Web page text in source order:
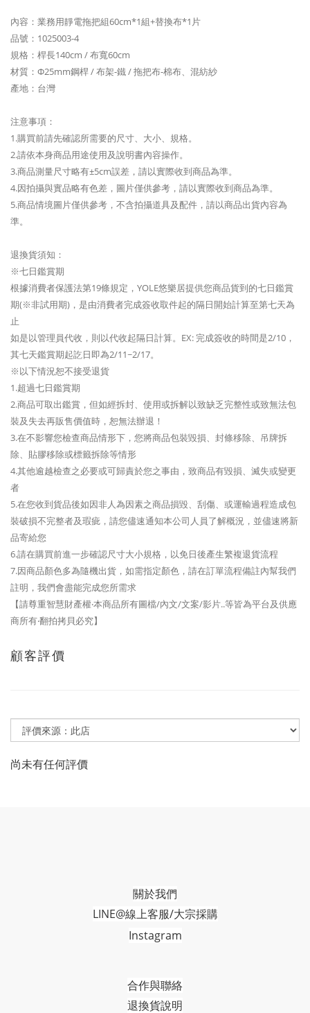
內容：業務用靜電拖把組60cm*1組+替換布*1片
品號：1025003-4
規格：桿長140cm / 布寬60cm
材質：Φ25mm鋼桿 / 布架-鐵 / 拖把布-棉布、混紡紗
產地：台灣
注意事項：
1.購買前請先確認所需要的尺寸、大小、規格。
2.請依本身商品用途使用及說明書內容操作。
3.商品測量尺寸略有±5cm誤差，請以實際收到商品為準。
4.因拍攝與實品略有色差，圖片僅供參考，請以實際收到商品為準。
5.商品情境圖片僅供參考，不含拍攝道具及配件，請以商品出貨內容為
準。
退換貨須知：
※七日鑑賞期
根據消費者保護法第19條規定，YOLE悠樂居提供您商品貨到的七日鑑賞
期(※非試用期)，是由消費者完成簽收取件起的隔日開始計算至第七天為
止
如是以管理員代收，則以代收起隔日計算。EX: 完成簽收的時間是2/10，
其七天鑑賞期起訖日即為2/11~2/17。
※以下情況恕不接受退貨
1.超過七日鑑賞期
2.商品可取出鑑賞，但如經拆封、使用或拆解以致缺乏完整性或致無法包
裝及失去再販售價值時，恕無法辦退！
3.在不影響您檢查商品情形下，您將商品包裝毀損、封條移除、吊牌拆
除、貼膠移除或標籤拆除等情形
4.其他逾越檢查之必要或可歸責於您之事由，致商品有毀損、滅失或變更
者
5.在您收到貨品後如因非人為因素之商品損毀、刮傷、或運輸過程造成包
裝破損不完整者及瑕疵，請您儘速通知本公司人員了解概況，並儘速將新
品寄給您
6.請在購買前進一步確認尺寸大小規格，以免日後產生繁複退貨流程
7.因商品顏色多為隨機出貨，如需指定顏色，請在訂單流程備註內幫我們
註明，我們會盡能完成您所需求
【請尊重智慧財產權‧本商品所有圖檔/內文/文案/影片..等皆為平台及供應
商所有‧翻拍拷貝必究】
顧客評價
尚未有任何評價
關於我們
LINE@線上客服/大宗採購
Instagram
合作與聯絡
退換貨說明